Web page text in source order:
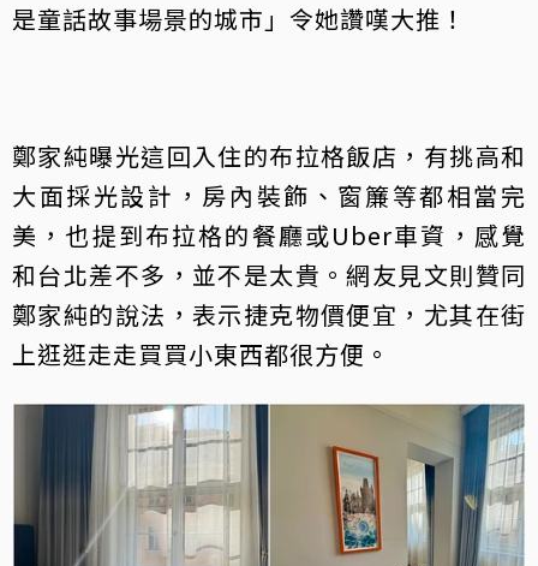
是童話故事場景的城市」令她讚嘆大推！
鄭家純曝光這回入住的布拉格飯店，有挑高和
大面採光設計，房內裝飾、窗簾等都相當完
美，也提到布拉格的餐廳或Uber車資，感覺
和台北差不多，並不是太貴。網友見文則贊同
鄭家純的說法，表示捷克物價便宜，尤其在街
上逛逛走走買買小東西都很方便。